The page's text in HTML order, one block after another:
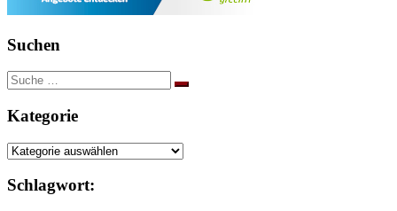
Suchen
Suche
nach:
Kategorie
Kategorie
Schlagwort: